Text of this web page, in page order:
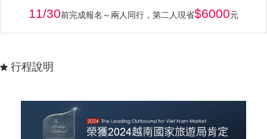
11/30前完成報名～兩人同行，第二人現省$6000元
行程說明